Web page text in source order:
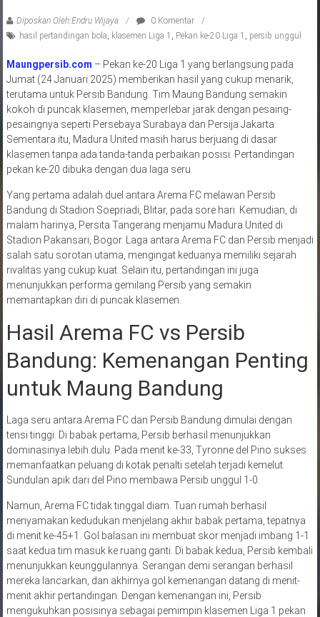
Diposkan Oleh:Endru Wijaya
0 Komentar
hasil pertandingan bola
klasemen Liga 1 Pekan ke-20 Liga 1 persib unggul
Maungpersib.com – Pekan ke-20 Liga 1 yang berlangsung pada
Jumat (24 Januari 2025) memberikan hasil yang cukup menarik,
terutama untuk Persib Bandung. Tim Maung Bandung semakin
kokoh di puncak klasemen, memperlebar jarak dengan pesaing-
pesaingnya seperti Persebaya Surabaya dan Persija Jakarta.
Sementara itu, Madura United masih harus berjuang di dasar
klasemen tanpa ada tanda-tanda perbaikan posisi. Pertandingan
pekan ke-20 dibuka dengan dua laga seru.
Yang pertama adalah duel antara Arema FC melawan Persib
Bandung di Stadion Soepriadi, Blitar, pada sore hari. Kemudian, di
malam harinya, Persita Tangerang menjamu Madura United di
Stadion Pakansari, Bogor. Laga antara Arema FC dan Persib menjadi
salah satu sorotan utama, mengingat keduanya memiliki sejarah
rivalitas yang cukup kuat. Selain itu, pertandingan ini juga
menunjukkan performa gemilang Persib yang semakin
memantapkan diri di puncak klasemen.
Hasil Arema FC vs Persib
Bandung: Kemenangan Penting
untuk Maung Bandung
Laga seru antara Arema FC dan Persib Bandung dimulai dengan
tensi tinggi. Di babak pertama, Persib berhasil menunjukkan
dominasinya lebih dulu. Pada menit ke-33, Tyronne del Pino sukses
memanfaatkan peluang di kotak penalti setelah terjadi kemelut.
Sundulan apik dari del Pino membawa Persib unggul 1-0.
Namun, Arema FC tidak tinggal diam. Tuan rumah berhasil
menyamakan kedudukan menjelang akhir babak pertama, tepatnya
di menit ke-45+1. Gol balasan ini membuat skor menjadi imbang 1-1
saat kedua tim masuk ke ruang ganti. Di babak kedua, Persib kembali
menunjukkan keunggulannya. Serangan demi serangan berhasil
mereka lancarkan, dan akhirnya gol kemenangan datang di menit-
menit akhir pertandingan. Dengan kemenangan ini, Persib
mengukuhkan posisinya sebagai pemimpin klasemen Liga 1 pekan